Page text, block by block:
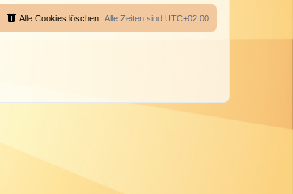
Alle Zeiten sind UTC+02:00
Alle Cookies löschen